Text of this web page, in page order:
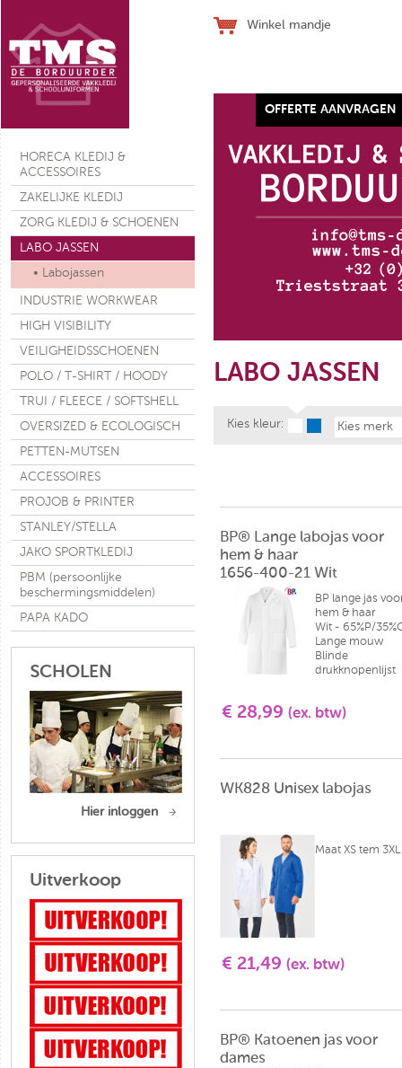
Winkel mandje
HORECA KLEDIJ &
ACCESSOIRES
ZAKELIJKE KLEDIJ
ZORG KLEDIJ & SCHOENEN
LABO JASSEN
• Labojassen
INDUSTRIE WORKWEAR
HIGH VISIBILITY
VEILIGHEIDSSCHOENEN
POLO / T-SHIRT / HOODY
TRUI / FLEECE / SOFTSHELL
OVERSIZED & ECOLOGISCH
PETTEN-MUTSEN
ACCESSOIRES
PROJOB & PRINTER
STANLEY/STELLA
JAKO SPORTKLEDIJ
PBM (persoonlijke
beschermingsmiddelen)
PAPA KADO
SCHOLEN
Hier inloggen
Uitverkoop
OFFERTE AANVRAGEN
Werkhandschoen SJ ALLFLEX
LABO JASSEN
Kies kleur: Kies merk
BP® Lange labojas voor
hem & haar
1656-400-21 Wit
€ 28,99 (ex. btw)
BP lange jas
hem & haar
Wit - 65%P/
Lange mouw
Blinde
drukknopenlijst
WK828 Unisex labojas
€ 21,49 (ex. btw)
Maat XS tem 3XL
BP® Katoenen jas voor
dames